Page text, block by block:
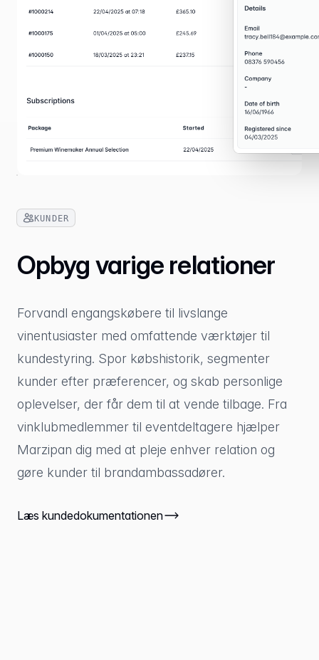
KUNDER
Opbyg varige relationer
Forvandl engangskøbere til livslange
vinentusiaster med omfattende værktøjer til
kundestyring. Spor købshistorik, segmenter
kunder efter præferencer, og skab personlige
oplevelser, der får dem til at vende tilbage. Fra
vinklubmedlemmer til eventdeltagere hjælper
Marzipan dig med at pleje enhver relation og
gøre kunder til brandambassadører.
Læs kundedokumentationen